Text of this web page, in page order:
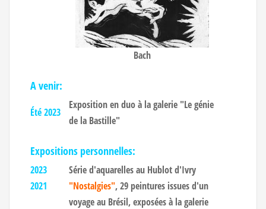
Bach
A venir:
Été 2023
Exposition en duo à la galerie "Le génie
de la Bastille"
Expositions personnelles:
2023
Série d'aquarelles au Hublot d'Ivry
2021
"Nostalgies", 29 peintures issues d'un
voyage au Brésil, exposées à la galerie